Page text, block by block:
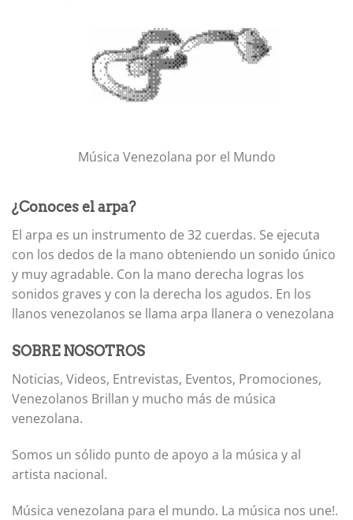
Música Venezolana por el Mundo
¿Conoces el arpa?
El arpa es un instrumento de 32 cuerdas. Se ejecuta
con los dedos de la mano obteniendo un sonido único
y muy agradable. Con la mano derecha logras los
sonidos graves y con la derecha los agudos. En los
llanos venezolanos se llama arpa llanera o venezolana
SOBRE NOSOTROS
Noticias, Videos, Entrevistas, Eventos, Promociones,
Venezolanos Brillan y mucho más de música
venezolana.
Somos un sólido punto de apoyo a la música y al
artista nacional.
Música venezolana para el mundo. La música nos une!.